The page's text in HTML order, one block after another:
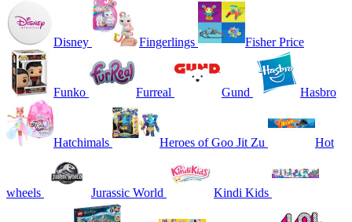
Disney Fingerlings Fisher Price
Funko Furreal Gund Hasbro
Hatchimals Heroes of Goo Jit Zu Hot
wheels Jurassic World Kindi Kids